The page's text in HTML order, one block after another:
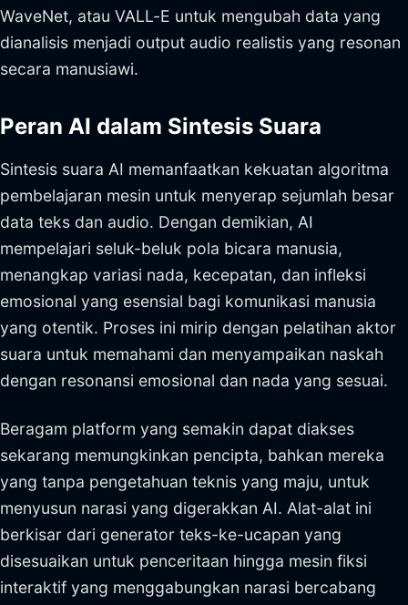
WaveNet, atau VALL-E untuk mengubah data yang
dianalisis menjadi output audio realistis yang resonan
secara manusiawi.
Peran AI dalam Sintesis Suara
Sintesis suara AI memanfaatkan kekuatan algoritma
pembelajaran mesin untuk menyerap sejumlah besar
data teks dan audio. Dengan demikian, AI
mempelajari seluk-beluk pola bicara manusia,
menangkap variasi nada, kecepatan, dan infleksi
emosional yang esensial bagi komunikasi manusia
yang otentik. Proses ini mirip dengan pelatihan aktor
suara untuk memahami dan menyampaikan naskah
dengan resonansi emosional dan nada yang sesuai.
Beragam platform yang semakin dapat diakses
sekarang memungkinkan pencipta, bahkan mereka
yang tanpa pengetahuan teknis yang maju, untuk
menyusun narasi yang digerakkan AI. Alat-alat ini
berkisar dari generator teks-ke-ucapan yang
disesuaikan untuk penceritaan hingga mesin fiksi
interaktif yang menggabungkan narasi bercabang